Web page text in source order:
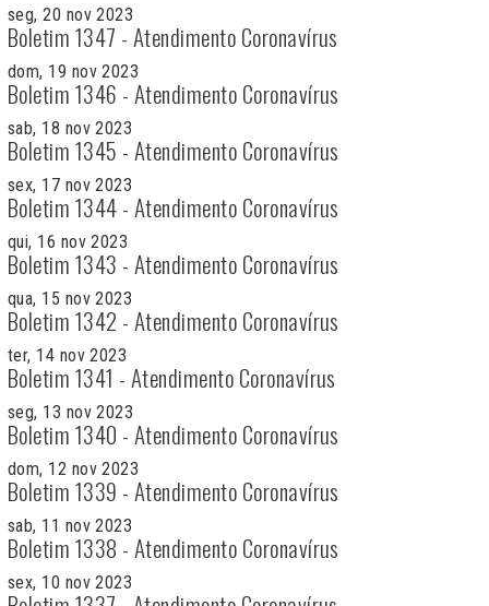
seg, 20 nov 2023
Boletim 1347 - Atendimento Coronavírus
dom, 19 nov 2023
Boletim 1346 - Atendimento Coronavírus
sab, 18 nov 2023
Boletim 1345 - Atendimento Coronavírus
sex, 17 nov 2023
Boletim 1344 - Atendimento Coronavírus
qui, 16 nov 2023
Boletim 1343 - Atendimento Coronavírus
qua, 15 nov 2023
Boletim 1342 - Atendimento Coronavírus
ter, 14 nov 2023
Boletim 1341 - Atendimento Coronavírus
seg, 13 nov 2023
Boletim 1340 - Atendimento Coronavírus
dom, 12 nov 2023
Boletim 1339 - Atendimento Coronavírus
sab, 11 nov 2023
Boletim 1338 - Atendimento Coronavírus
sex, 10 nov 2023